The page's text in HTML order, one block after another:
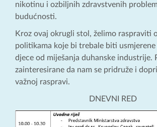
nikotinu i ozbiljnih zdravstvenih
budućnosti.
Kroz ovaj okrugli stol, želimo raspraviti
politikama koje bi trebale biti
djece od miješanja duhanske industrije.
zainteresirane da nam se pridruže i
važnoj raspravi.
DNEVNI RED